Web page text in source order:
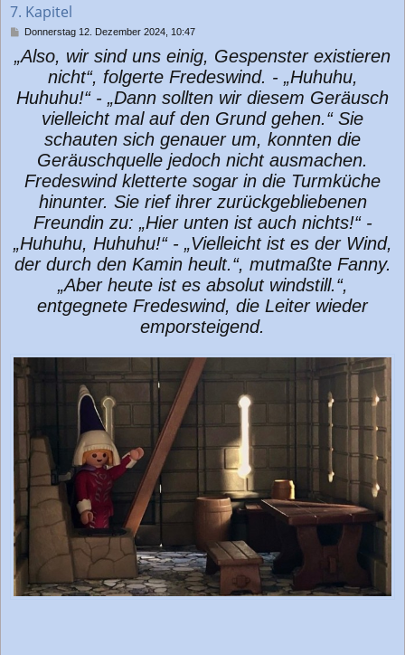
7. Kapitel
B
i
a
Donnerstag 12. Dezember 2024, 10:47
„Also, wir sind uns einig, Gespenster existieren
nicht“, folgerte Fredeswind. - „Huhuhu,
Huhuhu!“ - „Dann sollten wir diesem Geräusch
vielleicht mal auf den Grund gehen.“ Sie
schauten sich genauer um, konnten die
Geräuschquelle jedoch nicht ausmachen.
Fredeswind kletterte sogar in die Turmküche
hinunter. Sie rief ihrer zurückgebliebenen
Freundin zu: „Hier unten ist auch nichts!“ -
„Huhuhu, Huhuhu!“ - „Vielleicht ist es der Wind,
der durch den Kamin heult.“, mutmaßte Fanny.
„Aber heute ist es absolut windstill.“,
entgegnete Fredeswind, die Leiter wieder
emporsteigend.